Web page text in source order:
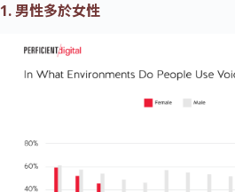
1. 男性多於女性